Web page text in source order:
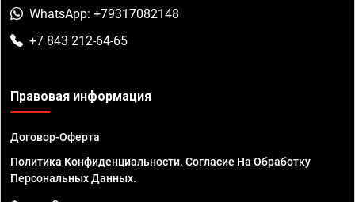
WhatsApp: +79317082148
+7 843 212-64-65
Правовая информация
Договор-Оферта
Политика Конфиденциальности. Согласие На Обработку
Персональных Данных.